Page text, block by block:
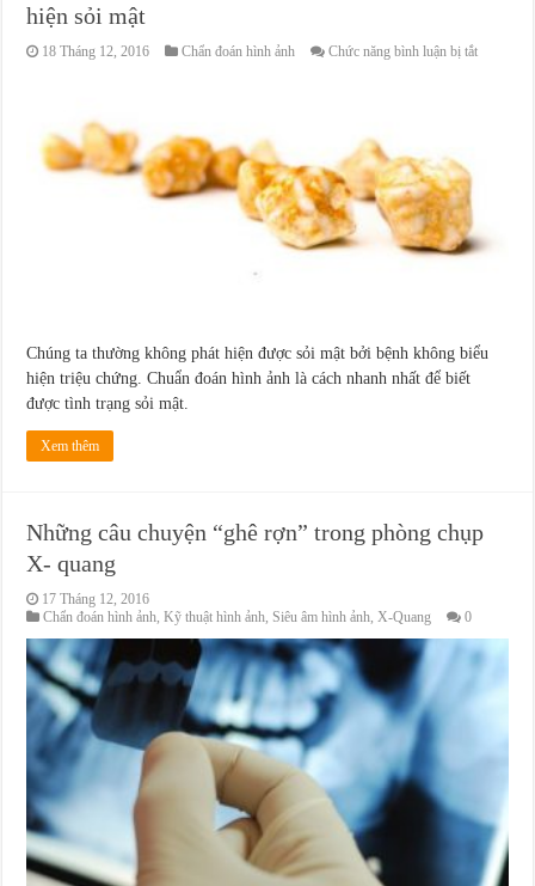
hiện sỏi mật
18 Tháng 12, 2016 Chẩn đoán hình ảnh Chức năng bình luận bị tắtở
hiện
Chúng ta thường không phát hiện được sỏi mật bởi bệnh không biểu
hiện triệu chứng. Chuẩn đoán hình ảnh là cách nhanh nhất để biết
được tình trạng sỏi mật.
Xem thêm
Những câu chuyện “ghê rợn” trong phòng chụp
X- quang
17 Tháng 12, 2016
Chẩn đoán hình ảnh,Kỹ thuật hình ảnh, Siêu âm hình ảnh,X-Quang 0